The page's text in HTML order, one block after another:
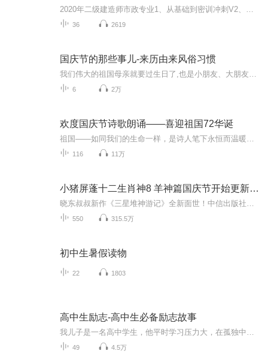
36 2619
国庆节的那些事儿-来历由来风俗习惯
6 2万
欢度国庆节诗歌朗诵——喜迎祖国72华诞
116 11万
小猪屏蓬十二生肖神8 羊神篇国庆节开始更新啦！
550 315.5万
初中生暑假读物
22 1803
高中生励志-高中生必备励志故事
49 4.5万